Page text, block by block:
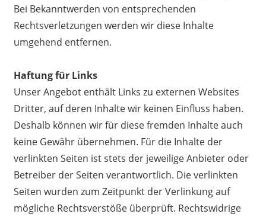
Bei Bekanntwerden von entsprechenden
Rechtsverletzungen werden wir diese Inhalte
umgehend entfernen.
Haftung für Links
Unser Angebot enthält Links zu externen Websites
Dritter, auf deren Inhalte wir keinen Einfluss haben.
Deshalb können wir für diese fremden Inhalte auch
keine Gewähr übernehmen. Für die Inhalte der
verlinkten Seiten ist stets der jeweilige Anbieter oder
Betreiber der Seiten verantwortlich. Die verlinkten
Seiten wurden zum Zeitpunkt der Verlinkung auf
mögliche Rechtsverstöße überprüft. Rechtswidrige